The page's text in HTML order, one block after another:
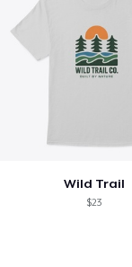
Wild Trail
$23